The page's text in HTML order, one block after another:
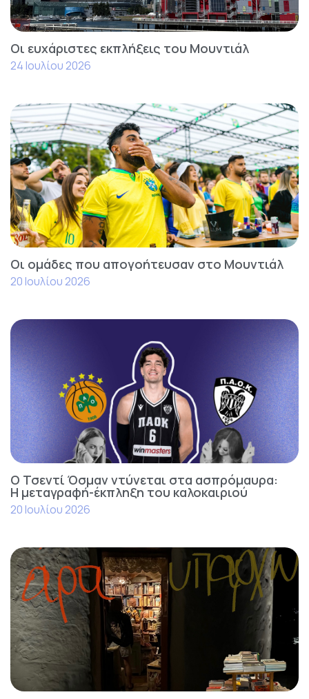
Οι ευχάριστες εκπλήξεις του Μουντιάλ
24 Ιουλίου 2026
Οι ομάδες που απογοήτευσαν στο Μουντιάλ
20 Ιουλίου 2026
Ο Τσεντί Όσμαν ντύνεται στα ασπρόμαυρα:
Η μεταγραφή-έκπληξη του καλοκαιριού
20 Ιουλίου 2026